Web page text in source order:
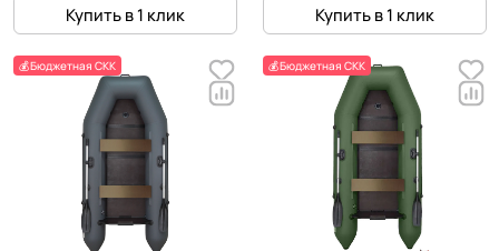
Купить в 1 клик
Купить в 1 клик
💰Бюджетная СКК 💰Бюджетная СКК